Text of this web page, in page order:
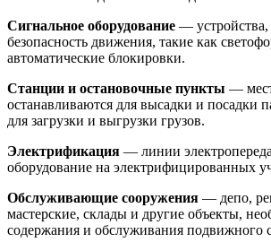
Сигнальное оборудование —
безопасность движения, такие как
автоматические блокировки.
Станции и остановочные пункты —
останавливаются для высадки и посадки
для загрузки и выгрузки грузов.
Электрификация — линии
оборудование на электрифицированных
Обслуживающие сооружения — депо,
мастерские, склады и другие объекты,
содержания и обслуживания подвижного